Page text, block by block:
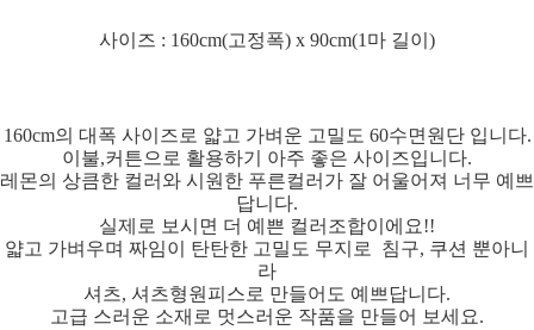
사이즈 : 160cm(고정폭) x 90cm(1마 길이)
160cm의 대폭 사이즈로 얇고 가벼운 고밀도 60수면원단 입니다.
이불,커튼으로 활용하기 아주 좋은 사이즈입니다.
레몬의 상큼한 컬러와 시원한 푸른컬러가 잘 어울어져 너무 예쁘
답니다.
실제로 보시면 더 예쁜 컬러조합이에요!!
얇고 가벼우며 짜임이 탄탄한 고밀도 무지로 침구, 쿠션 뿐아니
라
셔츠, 셔츠형원피스로 만들어도 예쁘답니다.
고급 스러운 소재로 멋스러운 작품을 만들어 보세요.